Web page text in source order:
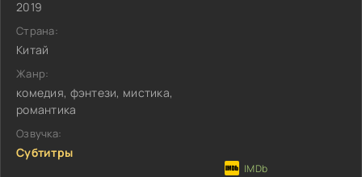
2019
Страна:
Китай
Жанр:
комедия, фэнтези, мистика,
романтика
Озвучка:
Субтитры